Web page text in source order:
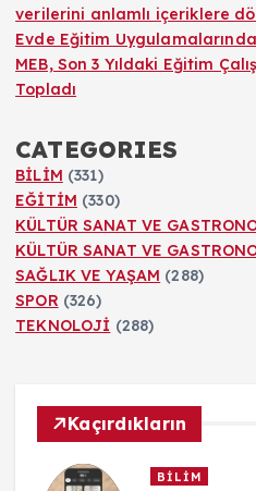
verilerini anlamlı içeriklere
Evde Eğitim
MEB, Son 3 Yıldaki Eğitim
Topladı
CATEGORIES
BİLİM (331)
EĞİTİM (330)
KÜLTÜR SANAT VE
KÜLTÜR SANAT VE
SAĞLIK VE YAŞAM (288)
SPOR (326)
TEKNOLOJİ (288)
Kaçırdıkların
BİLİM